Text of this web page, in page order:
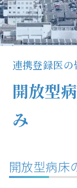
連携登録医の
開放型
み
開放型病床